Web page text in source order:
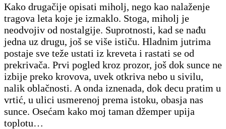
Kako drugačije opisati miholj, nego kao nalaženje
tragova leta koje je izmaklo. Stoga, miholj je
neodvojiv od nostalgije. Suprotnosti, kad se nađu
jedna uz drugu, još se više ističu. Hladnim jutrima
postaje sve teže ustati iz kreveta i rastati se od
prekrivača. Prvi pogled kroz prozor, još dok sunce ne
izbije preko krovova, uvek otkriva nebo u sivilu,
nalik oblačnosti. A onda iznenada, dok decu pratim u
vrtić, u ulici usmerenoj prema istoku, obasja nas
sunce. Osećam kako moj taman džemper upija
toplotu…